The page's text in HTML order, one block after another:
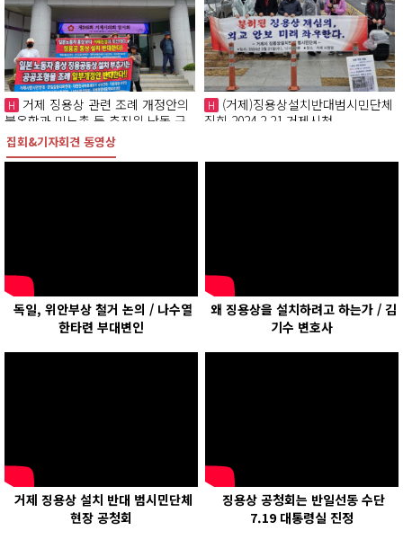
H 거제 징용상 관련 조례 개정안의
불온함과 민노총 등 추진위 난동 규
탄한다
H (거제)징용상설치반대범시민단체
집회 2024.2.21 거제시청
집회&기자회견 동영상
독일, 위안부상 철거 논의 / 나수열
한타련 부대변인
왜 징용상을 설치하려고 하는가 / 김
기수 변호사
거제 징용상 설치 반대 범시민단체
현장 공청회
징용상 공청회는 반일선동 수단
7.19 대통령실 진정